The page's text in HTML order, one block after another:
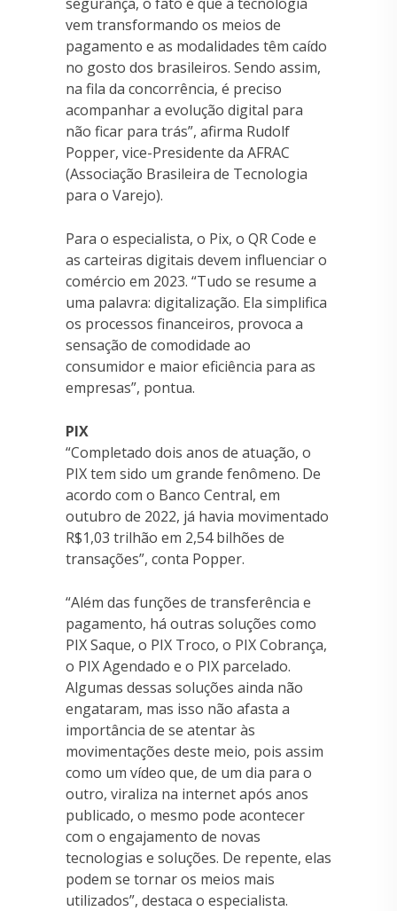
vem transformando os meios de
pagamento e as modalidades têm caído
no gosto dos brasileiros. Sendo assim,
na fila da concorrência, é preciso
acompanhar a evolução digital para
não ficar para trás”, afirma Rudolf
Popper, vice-Presidente da AFRAC
(Associação Brasileira de Tecnologia
para o Varejo).
Para o especialista, o Pix, o QR Code e
as carteiras digitais devem influenciar o
comércio em 2023. “Tudo se resume a
uma palavra: digitalização. Ela simplifica
os processos financeiros, provoca a
sensação de comodidade ao
consumidor e maior eficiência para as
empresas”, pontua.
PIX
“Completado dois anos de atuação, o
PIX tem sido um grande fenômeno. De
acordo com o Banco Central, em
outubro de 2022, já havia movimentado
R$1,03 trilhão em 2,54 bilhões de
transações”, conta Popper.
“Além das funções de transferência e
pagamento, há outras soluções como
PIX Saque, o PIX Troco, o PIX Cobrança,
o PIX Agendado e o PIX parcelado.
Algumas dessas soluções ainda não
engataram, mas isso não afasta a
importância de se atentar às
movimentações deste meio, pois assim
como um vídeo que, de um dia para o
outro, viraliza na internet após anos
publicado, o mesmo pode acontecer
com o engajamento de novas
tecnologias e soluções. De repente, elas
podem se tornar os meios mais
utilizados”, destaca o especialista.